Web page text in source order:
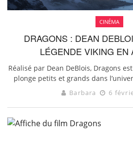
CINÉMA
DRAGONS : DEAN
LÉGENDE VIKING EN
Réalisé par Dean DeBlois, Dragons
plonge petits et grands dans
Barbara 6